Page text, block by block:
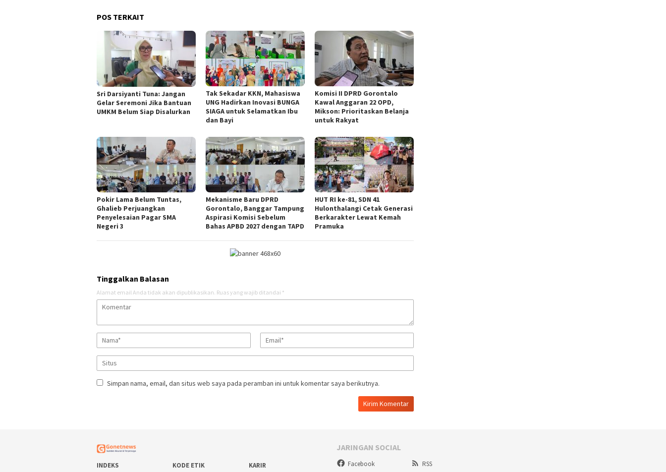
POS TERKAIT
Sri Darsiyanti Tuna: Jangan
Gelar Seremoni Jika Bantuan
UMKM Belum Siap Disalurkan
Tak Sekadar KKN, Mahasiswa
UNG Hadirkan Inovasi BUNGA
SIAGA untuk Selamatkan Ibu
dan Bayi
Komisi II DPRD Gorontalo
Kawal Anggaran 22 OPD,
Mikson: Prioritaskan Belanja
untuk Rakyat
Pokir Lama Belum Tuntas,
Ghalieb Perjuangkan
Penyelesaian Pagar SMA
Negeri 3
Mekanisme Baru DPRD
Gorontalo, Banggar Tampung
Aspirasi Komisi Sebelum
Bahas APBD 2027 dengan TAPD
HUT RI ke-81, SDN 41
Hulonthalangi Cetak Generasi
Berkarakter Lewat Kemah
Pramuka
Tinggalkan Balasan
Alamat email Anda tidak akan dipublikasikan. Ruas yang wajib ditandai *
Simpan nama, email, dan situs web saya pada peramban ini untuk komentar saya berikutnya.
INDEKS KODE ETIK KARIR
JARINGAN SOCIAL
Facebook RSS